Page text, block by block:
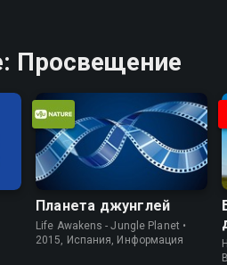
Просвещение
Планета джунглей
Life Awakens - Jungle Planet •
2015, Испания, Информация